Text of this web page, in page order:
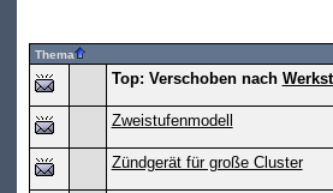
Thema
Top: Verschoben nach
Zweistufenmodell
Zündgerät für große Cluster